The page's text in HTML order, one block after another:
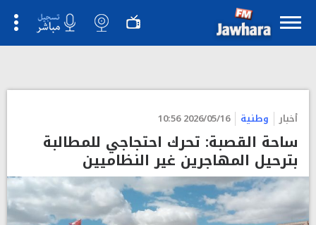
أخبار وطنية 2026/05/16 10:56
ساحة القصبة: تحرك احتجاجي للمطالبة
بترحيل المهاجرين غير النظاميين